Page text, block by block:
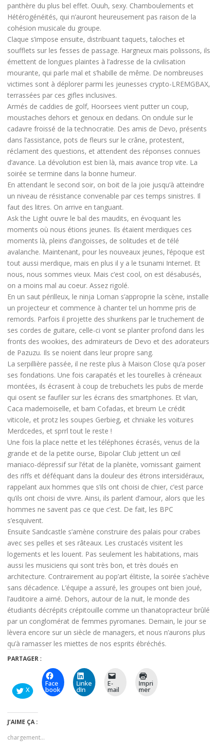
panthère du plus bel effet. Ouuh, sexy. Chamboulements et
Hétérogénéités, qui n’auront heureusement pas raison de la
cohésion musicale du groupe.
Claque s’impose ensuite, distribuant taquets, taloches et
soufflets sur les fesses de passage. Hargneux mais polissons, ils
émettent de longues plaintes à l’adresse de la civilisation
mourante, qui parle mal et s’habille de même. De nombreuses
victimes sont à déplorer parmi les jeunesses crypto-LREMGBAX,
terrassées par ces gifles inclusives.
Armés de caddies de golf, Hoorsees vient putter un coup,
moustaches dehors et genoux en dedans. On ondule sur le
cadavre froissé de la technocratie. Des amis de Devo, présents
dans l’assistance, pots de fleurs sur le crâne, protestent,
réclament des questions, et attendent des réponses connues
d’avance. La dévolution est bien là, mais avance trop vite. La
soirée se termine dans la bonne humeur.
En attendant le second soir, on boit de la joie jusqu’à atteindre
un niveau de résistance convenable par ces temps sinistres. Il
faut des litres. On arrive en tanguant.
Ask the Light ouvre le bal des maudits, en évoquant les
moments où nous étions jeunes. Ils étaient merdiques ces
moments là, pleins d’angoisses, de solitudes et de télé
avalanche. Maintenant, pour les nouveaux jeunes, l’époque est
tout aussi merdique, mais en plus il y a le tsunami Internet. Et
nous, nous sommes vieux. Mais c’est cool, on est désabusés,
on a moins mal au coeur. Assez rigolé.
En un saut périlleux, le ninja Loman s’approprie la scène, installe
un projecteur et commence à chanter tel un homme pris de
remords. Parfois il projette des shurikens par le truchement de
ses cordes de guitare, celle-ci vont se planter profond dans les
fronts des wookies, des admirateurs de Devo et des adorateurs
de Pazuzu. Ils se noient dans leur propre sang.
La serpillière passée, il ne reste plus à Maison Close qu’a poser
ses fondations. Une fois carapatés et les tourelles à créneaux
montées, ils écrasent à coup de trebuchets les pubs de merde
qui osent se faufiler sur les écrans des smartphones. Et vlan,
Caca mademoiselle, et bam Cofadas, et breum Le crédit
viticole, et protz les soupes Gerbieg, et chniake les voitures
Merdcedes, et sprrl tout le reste !
Une fois la place nette et les téléphones écrasés, venus de la
grande et de la petite ourse, Bipolar Club jettent un œil
maniaco-dépressif sur l’état de la planète, vomissant gaiment
des riffs et déféquant dans la douleur des étrons intersidéraux,
rappelant aux hommes que s’ils ont choisi de chier, c’est parce
qu’ils ont choisi de vivre. Ainsi, ils parlent d’amour, alors que les
hommes ne savent pas ce que c’est. De fait, les BPC
s’esquivent.
Ensuite Sandcastle s’amène construire des palais pour crabes
avec ses pelles et ses râteaux. Les crustacés visitent les
logements et les louent. Pas seulement les habitations, mais
aussi les musiciens qui sont très bon, et très doués en
architecture. Contrairement au pop’art élitiste, la soirée s’achève
sans décadence. L’équipe a assuré, les groupes ont bien joué,
l’auditoire a aimé. Dehors, autour de la nuit, le monde des
étudiants décrépits crépitouille comme un thanatopracteur brûlé
par un conglomérat de femmes pyromanes. Demain, le jour se
lèvera encore sur un siècle de managers, et nous n’aurons plus
qu’à ramasser les miettes de nos esprits ébréchés.
PARTAGER :
X
Face
book
Linke
dIn
E-
mail
Impri
mer
J’AIME ÇA :
chargement…